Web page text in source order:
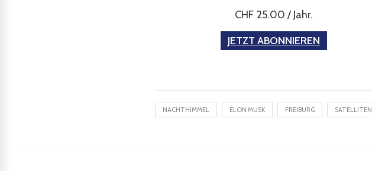
CHF 25.00 / Jahr.
JETZT ABONNIEREN
NACHTHIMMEL ELON MUSK FREIBURG SATELLITEN